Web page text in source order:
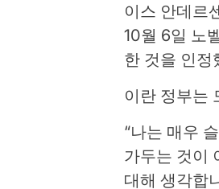
이스 안데르
10월 6일 노
한 것을 인정
이란 정부는
“나는 매우
가두는 것이
대해 생각합